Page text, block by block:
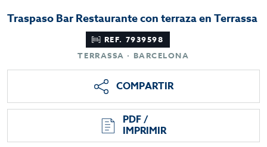
Traspaso Bar Restaurante con terraza en Terrassa
REF. 7939598
TERRASSA · BARCELONA
COMPARTIR
PDF /
IMPRIMIR